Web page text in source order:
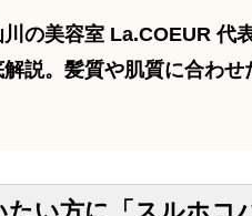
の美容室 La.COEUR 代
説。髪質や肌質に合わせ